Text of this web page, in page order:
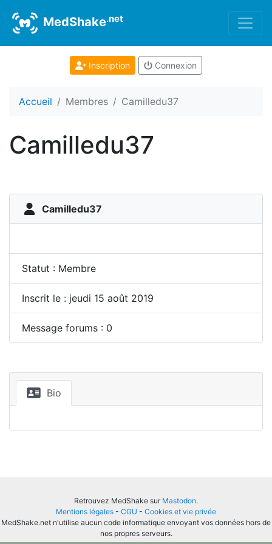
MedShake.net
Inscription Connexion
Accueil Membres Camilledu37
Camilledu37
Camilledu37
Statut : Membre
Inscrit le : jeudi 15 août 2019
Message forums : 0
Bio
Retrouvez MedShake sur Mastodon.
Mentions légales - CGU - Cookies et vie privée
MedShake.net n'utilise aucun code informatique envoyant vos données hors de
nos propres serveurs.